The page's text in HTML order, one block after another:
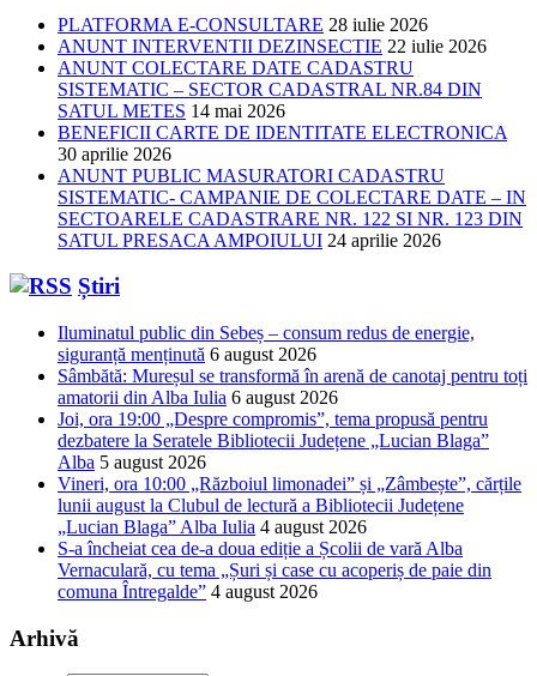
PLATFORMA E-CONSULTARE 28 iulie 2026
ANUNT INTERVENTII DEZINSECTIE 22 iulie 2026
ANUNT COLECTARE DATE CADASTRU
SISTEMATIC – SECTOR CADASTRAL NR.84 DIN
SATUL METES 14 mai 2026
BENEFICII CARTE DE IDENTITATE ELECTRONICA
30 aprilie 2026
ANUNT PUBLIC MASURATORI CADASTRU
SISTEMATIC- CAMPANIE DE COLECTARE DATE – IN
SECTOARELE CADASTRARE NR. 122 SI NR. 123 DIN
SATUL PRESACA AMPOIULUI 24 aprilie 2026
Știri
Iluminatul public din Sebeș – consum redus de energie,
siguranță menținută 6 august 2026
Sâmbătă: Mureșul se transformă în arenă de canotaj pentru toți
amatorii din Alba Iulia 6 august 2026
Joi, ora 19:00 „Despre compromis”, tema propusă pentru
dezbatere la Seratele Bibliotecii Județene „Lucian Blaga”
Alba 5 august 2026
Vineri, ora 10:00 „Războiul limonadei” și „Zâmbește”, cărțile
lunii august la Clubul de lectură a Bibliotecii Județene
„Lucian Blaga” Alba Iulia 4 august 2026
S-a încheiat cea de-a doua ediție a Școlii de vară Alba
Vernaculară, cu tema „Șuri și case cu acoperiș de paie din
comuna Întregalde” 4 august 2026
Arhivă